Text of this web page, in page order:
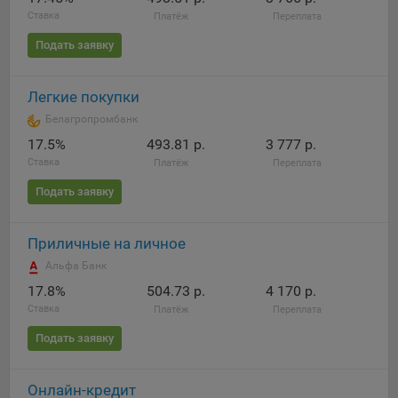
Ставка Платёж Переплата
Подать заявку
Легкие покупки
Белагропромбанк
17.5%
Ставка
493.81 р.
Платёж
3 777 р.
Переплата
Подать заявку
Приличные на личное
Альфа Банк
17.8%
Ставка
504.73 р.
Платёж
4 170 р.
Переплата
Подать заявку
Онлайн-кредит